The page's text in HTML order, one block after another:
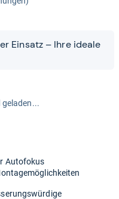
Ein­satz – Ihre ideale
Autofokus